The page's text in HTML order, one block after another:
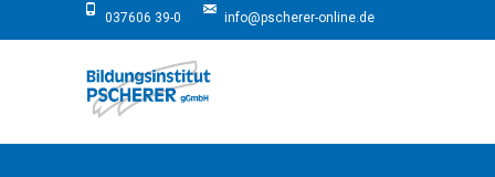
037606 39-0 info@pscherer-online.de